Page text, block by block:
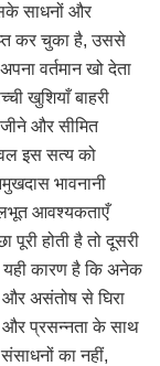
साधनों और
कर चुका है, उससे
वर्तमान खो देता
खुशियाँ बाहरी
और सीमित
इस सत्य को
भावनानी
आवश्यकताएँ
होती है तो दूसरी
कारण है कि अनेक
और असंतोष से घिरा
और प्रसन्नता के साथ
का नहीं,